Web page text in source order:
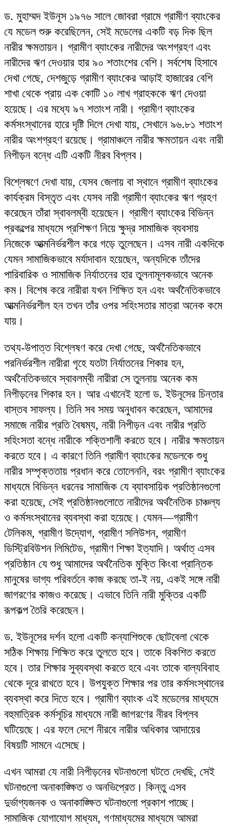
ড. মুহাম্মদ ইউনূস ১৯৭৬ সালে জোবরা গ্রামে গ্রামীণ ব্যাংকের
যে মডেল শুরু করেছিলেন, সেই মডেলের একটি বড় দিক ছিল
নারীর ক্ষমতায়ন। গ্রামীণ ব্যাংকের নারীদের অংশগ্রহণ এবং
নারীদের ঋণ দেওয়ার হার ৯০ শতাংশের বেশি। সর্বশেষ হিসাবে
দেখা গেছে, দেশজুড়ে গ্রামীণ ব্যাংকের আড়াই হাজারের বেশি
শাখা থেকে প্রায় এক কোটি ১০ লাখ গ্রাহককে ঋণ দেওয়া
হয়েছে। এর মধ্যে ৯৭ শতাংশ নারী। গ্রামীণ ব্যাংকের
কর্মসংস্থানের হারে দৃষ্টি দিলে দেখা যায়, সেখানে ৯৬.৮১ শতাংশ
নারীর অংশগ্রহণ রয়েছে। গ্রামাঞ্চলে নারীর ক্ষমতায়ন এবং নারী
নিপীড়ন বন্ধে এটি একটি নীরব বিপ্লব।
বিশ্লেষণে দেখা যায়, যেসব জেলায় বা স্থানে গ্রামীণ ব্যাংকের
কার্যক্রম বিস্তৃত এবং যেসব নারী গ্রামীণ ব্যাংকের ঋণ গ্রহণ
করেছেন তাঁরা স্বাবলম্বী হয়েছেন। গ্রামীণ ব্যাংকের বিভিন্ন
প্রকল্পের মাধ্যমে প্রশিক্ষণ নিয়ে ক্ষুদ্র সামাজিক ব্যবসায়
নিজেকে আত্মনির্ভরশীল করে গড়ে তুলেছেন। এসব নারী একদিকে
যেমন সামাজিকভাবে মর্যাদাবান হয়েছেন, অন্যদিকে তাঁদের
পারিবারিক ও সামাজিক নির্যাতনের হার তুলনামূলকভাবে অনেক
কম। বিশেষ করে নারীরা যখন শিক্ষিত হন এবং অর্থনৈতিকভাবে
আত্মনির্ভরশীল হন তখন তাঁর ওপর সহিংসতার মাত্রা অনেক কমে
যায়।
তথ্য-উপাত্ত বিশ্লেষণ করে দেখা গেছে, অর্থনৈতিকভাবে
পরনির্ভরশীল নারীরা গৃহে যতটা নির্যাতনের শিকার হন,
অর্থনৈতিকভাবে স্বাবলম্বী নারীরা সে তুলনায় অনেক কম
নিপীড়নের শিকার হন। আর এখানেই হলো ড. ইউনূসের চিন্তার
বাস্তব সাফল্য। তিনি সব সময় অনুধাবন করেছেন, আমাদের
সমাজে নারীর প্রতি বৈষম্য, নারী নিপীড়ন এবং নারীর প্রতি
সহিংসতা বন্ধে নারীকে শক্তিশালী করতে হবে। নারীর ক্ষমতায়ন
করতে হবে। এ কারণে তিনি গ্রামীণ ব্যাংকের মডেলকে শুধু
নারীর সম্পৃক্ততায় প্রধান করে তোলেননি, বরং গ্রামীণ ব্যাংকের
মাধ্যমে বিভিন্ন ধরনের সামাজিক যে ব্যাবসায়িক প্রতিষ্ঠানগুলো
করা হয়েছে, সেই প্রতিষ্ঠানগুলোতে নারীদের অর্থনৈতিক চাঞ্চল্য
ও কর্মসংস্থানের ব্যবস্থা করা হয়েছে। যেমন—গ্রামীণ
টেলিকম, গ্রামীণ উদ্যোগ, গ্রামীণ সলিউশন, গ্রামীণ
ডিস্ট্রিবিউশন লিমিটেড, গ্রামীণ শিক্ষা ইত্যাদি। অর্থাত্ এসব
প্রতিষ্ঠান যে শুধু আমাদের অর্থনৈতিক মুক্তি কিংবা প্রান্তিক
মানুষের ভাগ্য পরিবর্তনে কাজ করছে তা-ই নয়, একই সঙ্গে নারী
জাগরণের কাজও করেছে। এভাবে তিনি নারী মুক্তির একটি
রূপকল্প তৈরি করেছেন।
ড. ইউনূসের দর্শন হলো একটি কন্যাশিশুকে ছোটবেলা থেকে
সঠিক শিক্ষায় শিক্ষিত করে তুলতে হবে। তাকে বিকশিত করতে
হবে। তার শিক্ষার সুব্যবস্থা করতে হবে এবং তাকে বাল্যবিবাহ
থেকে দূরে রাখতে হবে। উপযুক্ত শিক্ষার পর তার কর্মসংস্থানের
ব্যবস্থা করে দিতে হবে। গ্রামীণ ব্যাংক এই মডেলের মাধ্যমে
বহুমাত্রিক কর্মসূচির মাধ্যমে নারী জাগরণের নীরব বিপ্লব
ঘটিয়েছে। এর ফলে দেশে নীরবে নারীর অধিকার আদায়ের
বিষয়টি সামনে এসেছে।
এখন আমরা যে নারী নিপীড়নের ঘটনাগুলো ঘটতে দেখছি, সেই
ঘটনাগুলো অনাকাঙ্ক্ষিত ও অনভিপ্রেত। কিন্তু এসব
দুর্ভাগ্যজনক ও অনাকাঙ্ক্ষিত ঘটনাগুলো প্রকাশ পাচ্ছে।
সামাজিক যোগাযোগ মাধ্যম, গণমাধ্যমের মাধ্যমে আমরা